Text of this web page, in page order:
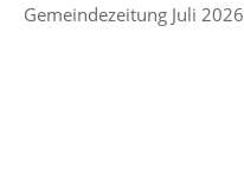
Gemeindezeitung Juli 2026